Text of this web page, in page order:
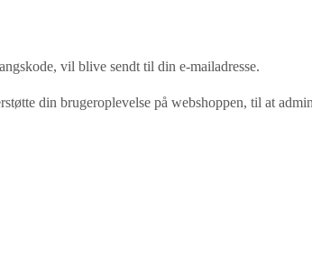
vil blive sendt til din e-mailadresse.
din brugeroplevelse på webshoppen, til at